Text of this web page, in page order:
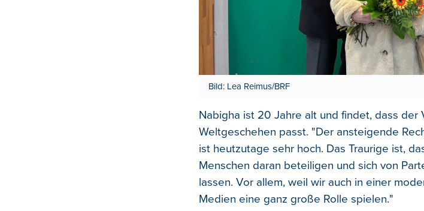
Bild: Lea Reimus/BRF
Nabigha ist 20 Jahre alt und findet, dass der
Weltgeschehen passt. "Der ansteigende
ist heutzutage sehr hoch. Das Traurige ist,
Menschen daran beteiligen und sich von
lassen. Vor allem, weil wir auch in einer
Medien eine ganz große Rolle spielen."